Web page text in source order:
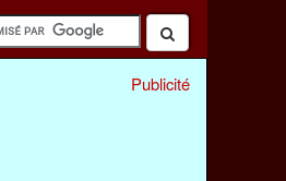
Publicité